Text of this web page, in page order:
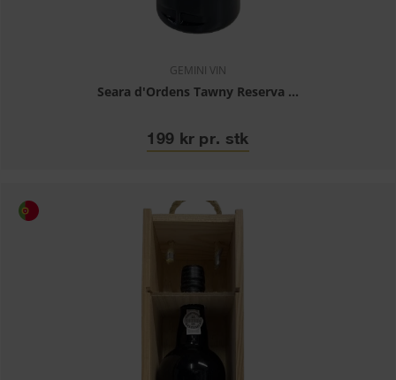
GEMINI VIN
Seara d'Ordens Tawny Reserva ...
199 kr pr. stk